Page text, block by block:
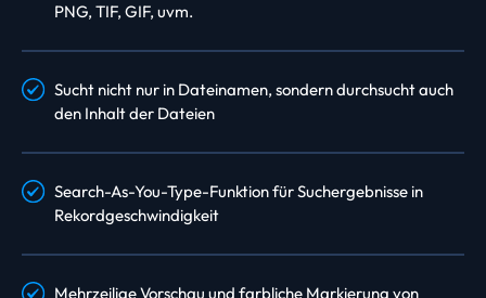
PNG, TIF, GIF, uvm.
Sucht nicht nur in Dateinamen, sondern durchsucht auch
den Inhalt der Dateien
Search-As-You-Type-Funktion für Suchergebnisse in
Rekordgeschwindigkeit
Mehrzeilige Vorschau und farbliche Markierung von